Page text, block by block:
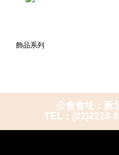
飾品系列
公會會址：新
TEL：